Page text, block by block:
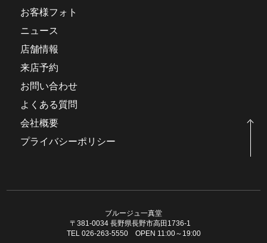
お客様フォト
ニュース
店舗情報
来店予約
お問い合わせ
よくある質問
会社概要
プライバシーポリシー
ブルージュ一真堂
〒381-0034 長野県長野市高田1736-1
TEL 026-263-5550 OPEN 11:00～19:00